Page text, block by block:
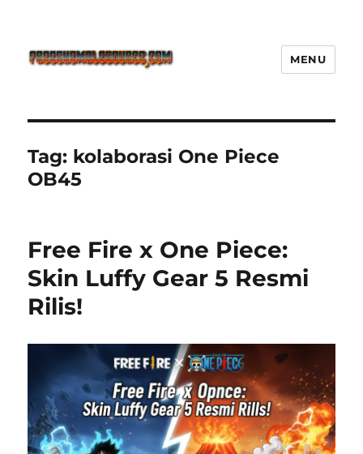
Defense Main Game Ini Pasti
Ketagihan!
MENU
Tag: kolaborasi One Piece
OB45
Free Fire x One Piece:
Skin Luffy Gear 5 Resmi
Rilis!